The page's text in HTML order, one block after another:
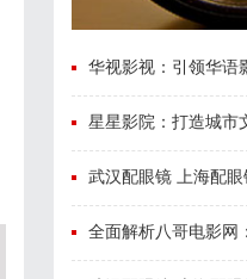
华视影视：引领华语
星星影院：打造城市文
武汉配眼镜 上海配眼
全面解析八哥电影网：优质影视